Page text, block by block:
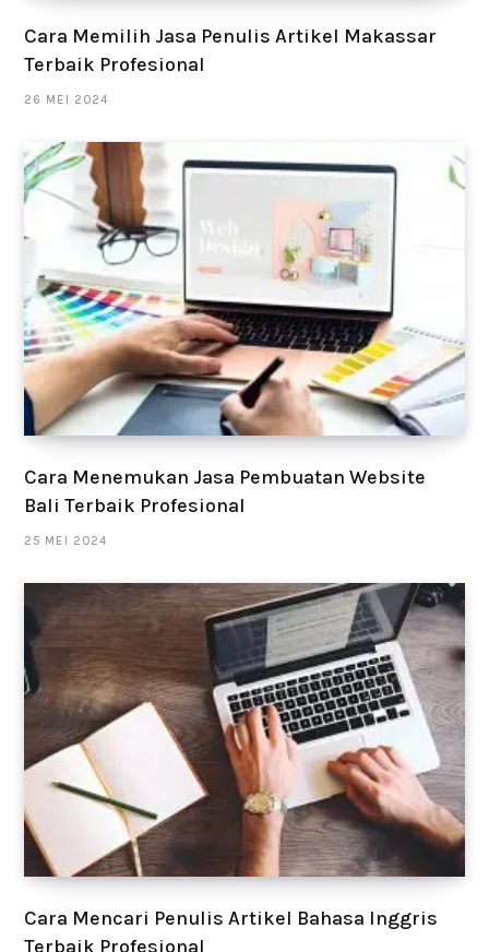
Cara Memilih Jasa Penulis Artikel Makassar
Terbaik Profesional
26 MEI 2024
Cara Menemukan Jasa Pembuatan Website
Bali Terbaik Profesional
25 MEI 2024
Cara Mencari Penulis Artikel Bahasa Inggris
Terbaik Profesional